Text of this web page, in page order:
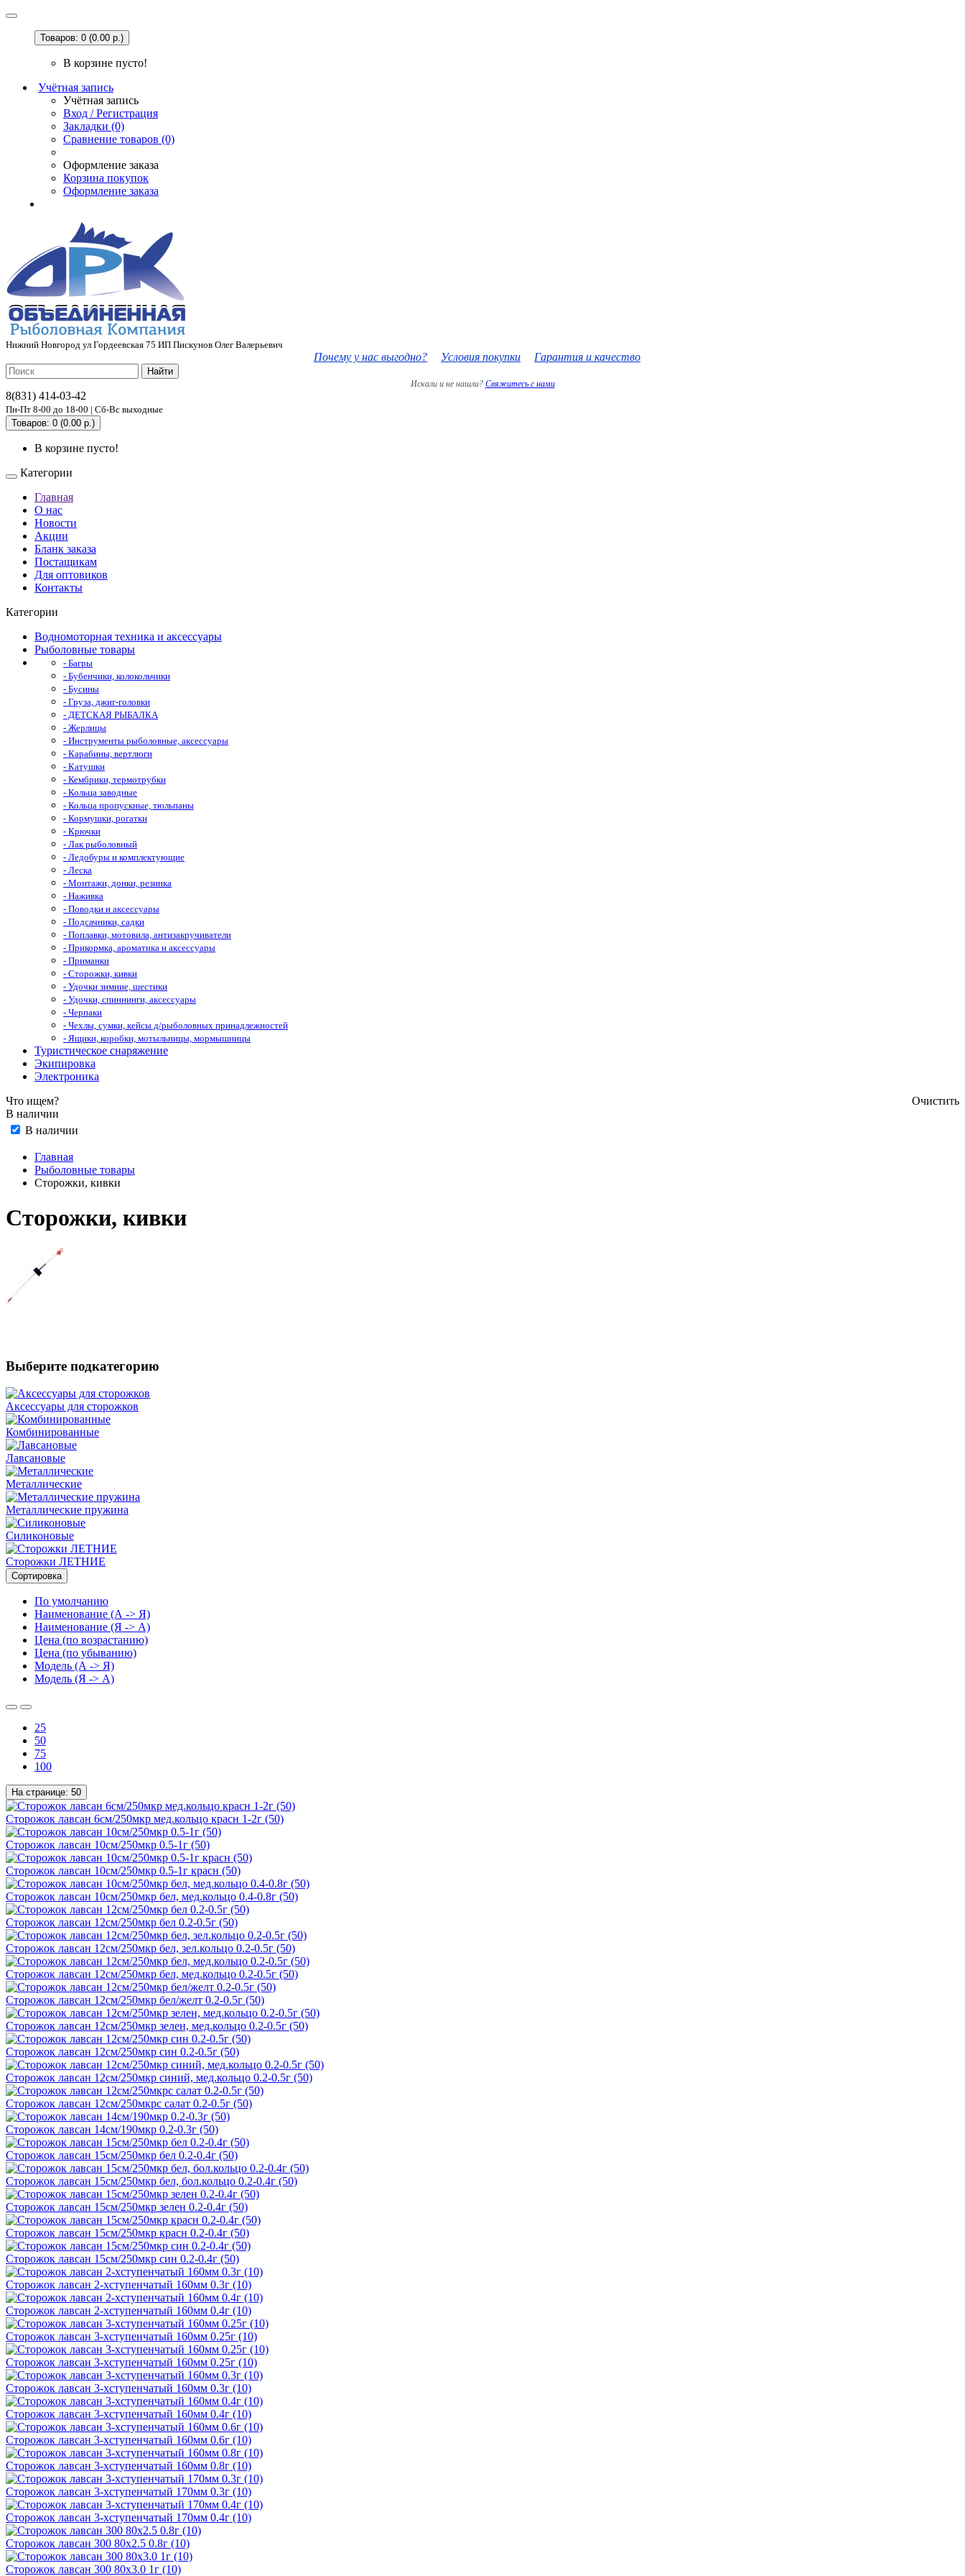
Товаров: 0 (0.00 р.)
В корзине пусто!
Учётная запись
Учётная запись
Вход / Регистрация
Закладки (0)
Сравнение товаров (0)
Оформление заказа
Корзина покупок
Оформление заказа
Нижний Новгород ул Гордеевская 75 ИП Пискунов Олег Валерьевич
Почему у нас выгодно? Условия покупки Гарантия и качество
Найти
Искали и не нашли? Свяжитесь с нами
8(831) 414-03-42
Пн-Пт 8-00 до 18-00 | Сб-Вс выходные
Товаров: 0 (0.00 р.)
В корзине пусто!
Категории
Главная
О нас
Новости
Акции
Бланк заказа
Постащикам
Для оптовиков
Контакты
Категории
Водномоторная техника и аксессуары
Рыболовные товары
- Багры
- Бубенчики, колокольчики
- Бусины
- Груза, джиг-головки
- ДЕТСКАЯ РЫБАЛКА
- Жерлицы
- Инструменты рыболовные, аксессуары
- Карабины, вертлюги
- Катушки
- Кембрики, термотрубки
- Кольца заводные
- Кольца пропускные, тюльпаны
- Кормушки, рогатки
- Крючки
- Лак рыболовный
- Ледобуры и комплектующие
- Леска
- Монтажи, донки, резинка
- Наживка
- Поводки и аксессуары
- Подсачники, садки
- Поплавки, мотовила, антизакручиватели
- Прикормка, ароматика и аксессуары
- Приманки
- Сторожки, кивки
- Удочки зимние, шестики
- Удочки, спиннинги, аксессуары
- Черпаки
- Чехлы, сумки, кейсы д/рыболовных принадлежностей
- Ящики, коробки, мотыльницы, мормышницы
Туристическое снаряжение
Экипировка
Электроника
Что ищем?
Очистить
В наличии
В наличии
Главная
Рыболовные товары
Сторожки, кивки
Сторожки, кивки
Выберите подкатегорию
Аксессуары для сторожков
Комбинированные
Лавсановые
Металлические
Металлические пружина
Силиконовые
Сторожки ЛЕТНИЕ
Сортировка
По умолчанию
Наименование (А -> Я)
Наименование (Я -> А)
Цена (по возрастанию)
Цена (по убыванию)
Модель (А -> Я)
Модель (Я -> А)
25
50
75
100
На странице: 50
Сторожок лавсан 6см/250мкр мед.кольцо красн 1-2г (50)
Сторожок лавсан 10см/250мкр 0.5-1г (50)
Сторожок лавсан 10см/250мкр 0.5-1г красн (50)
Сторожок лавсан 10см/250мкр бел, мед.кольцо 0.4-0.8г (50)
Сторожок лавсан 12см/250мкр бел 0.2-0.5г (50)
Сторожок лавсан 12см/250мкр бел, зел.кольцо 0.2-0.5г (50)
Сторожок лавсан 12см/250мкр бел, мед.кольцо 0.2-0.5г (50)
Сторожок лавсан 12см/250мкр бел/желт 0.2-0.5г (50)
Сторожок лавсан 12см/250мкр зелен, мед.кольцо 0.2-0.5г (50)
Сторожок лавсан 12см/250мкр син 0.2-0.5г (50)
Сторожок лавсан 12см/250мкр синий, мед.кольцо 0.2-0.5г (50)
Сторожок лавсан 12см/250мкрс салат 0.2-0.5г (50)
Сторожок лавсан 14см/190мкр 0.2-0.3г (50)
Сторожок лавсан 15см/250мкр бел 0.2-0.4г (50)
Сторожок лавсан 15см/250мкр бел, бол.кольцо 0.2-0.4г (50)
Сторожок лавсан 15см/250мкр зелен 0.2-0.4г (50)
Сторожок лавсан 15см/250мкр красн 0.2-0.4г (50)
Сторожок лавсан 15см/250мкр син 0.2-0.4г (50)
Сторожок лавсан 2-хступенчатый 160мм 0.3г (10)
Сторожок лавсан 2-хступенчатый 160мм 0.4г (10)
Сторожок лавсан 3-хступенчатый 160мм 0.25г (10)
Сторожок лавсан 3-хступенчатый 160мм 0.25г (10)
Сторожок лавсан 3-хступенчатый 160мм 0.3г (10)
Сторожок лавсан 3-хступенчатый 160мм 0.4г (10)
Сторожок лавсан 3-хступенчатый 160мм 0.6г (10)
Сторожок лавсан 3-хступенчатый 160мм 0.8г (10)
Сторожок лавсан 3-хступенчатый 170мм 0.3г (10)
Сторожок лавсан 3-хступенчатый 170мм 0.4г (10)
Сторожок лавсан 300 80х2.5 0.8г (10)
Сторожок лавсан 300 80х3.0 1г (10)